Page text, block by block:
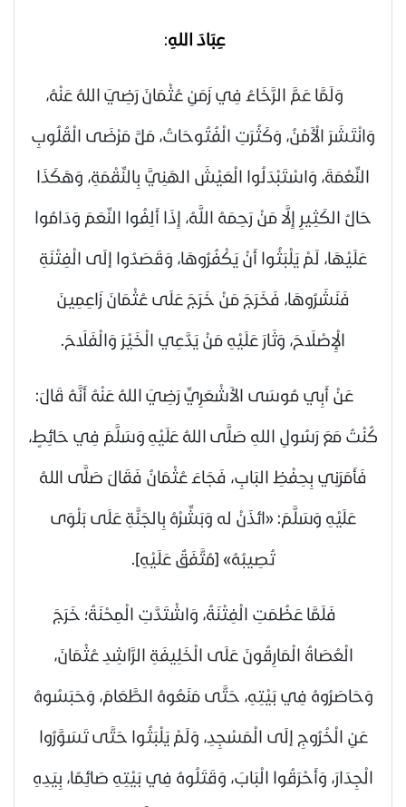
عِبَادَ اللهِ:
وَلَمَّا عَمَّ الرَّخَاءُ فِي زَمَنِ عُثْمَانَرَضِيَ اللهُ عَنْهُ،
وَانْتَشَرَ الْأَمْنُ، وَكَثُرَتِ الْفُتُوحَاتُ، مَلَّ مَرْضَى الْقُلُوبِ
النِّعْمَةَ، وَاسْتَبْدَلُوا الْعَيْشَ الهَنِيَّ بِالنِّقْمَةِ، وَهَكَذَا
حَالُ الكَثِيرِ إِلَّا مَنْ رَحِمَهُ اللَّهُ، إِذَا أَلِفُوا النِّعَمَ وَدَامُوا
عَلَيْهَا، لَمْ يَلْبَثُوا أَنْ يَكْفُرُوهَا، وَقَصَدُوا إلَى الْفِتْنَةِ
فَنَشَرُوهَا، فَخَرَجَ مَنْ خَرَجَ عَلَى عُثْمَانَ زَاعِمِينَ
الْإِصْلَاحَ، وَثَارَ عَلَيْهِ مَنْ يَدَّعِي الْخَيْرَ وَالْفَلَاحَ.
عَنْ أَبِي مُوسَى الأَشْعَرِيِّرَضِيَ اللهُ عَنْهُ أَنَّهُ قَالَ:
كُنْتُ مَعَ رَسُولِ اللهِ صَلَّى اللهُ عَلَيْهِ وَسَلَّمَ فِي حَائِطٍ،
فَأَمَرَنِي بِحِفْظِ البَابِ، فَجَاءَ عُثْمَانُ فَقَالَ صَلَّى اللهُ
عَلَيْهِ وَسَلَّمَ: «ائذَنْ له وَبَشِّرْهُ بِالجَنَّةِ عَلَى بَلْوَى
تُصِيبُهُ» [مُتَّفَقٌ عَلَيْهِ].
فَلَمَّا عَظُمَتِ الْفِتْنَةُ، وَاشْتَدَّتِ الْمِحْنَةُ؛ خَرَجَ
الْعُصَاةُ الْمَارِقُونَ عَلَى الْخَلِيفَةِ الرَّاشِدِ عُثْمَانَ،
وَحَاصَرُوهُ فِي بَيْتِهِ، حَتَّى مَنَعُوهُ الطَّعَامَ، وَحَبَسُوهُ
عَنِ الْخُرُوجِ إلَى الْمَسْجِدِ، وَلَمْ يَلْبَثُوا حَتَّى تَسَوَّرُوا
الْجِدَارَ، وَأَحْرَقُوا الْبَابَ، وَقَتَلُوهُ فِي بَيْتِهِ صَائِمًا، بِيَدِهِ